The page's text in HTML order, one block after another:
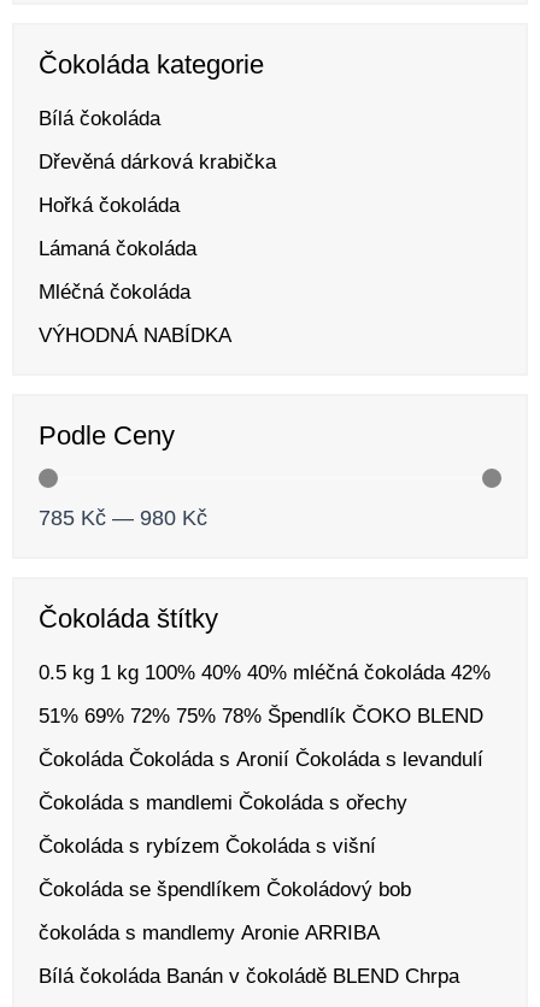
Čokoláda kategorie
Bílá čokoláda
Dřevěná dárková krabička
Hořká čokoláda
Lámaná čokoláda
Mléčná čokoláda
VÝHODNÁ NABÍDKA
Podle Ceny
785 Kč — 980 Kč
Čokoláda štítky
0.5 kg 1 kg 100% 40% 40% mléčná čokoláda 42%
51% 69% 72% 75% 78% Špendlík ČOKO BLEND
Čokoláda Čokoláda s Aronií Čokoláda s levandulí
Čokoláda s mandlemi Čokoláda s ořechy
Čokoláda s rybízem Čokoláda s višní
Čokoláda se špendlíkem Čokoládový bob
čokoláda s mandlemy Aronie ARRIBA
Bílá čokoláda Banán v čokoládě BLEND Chrpa